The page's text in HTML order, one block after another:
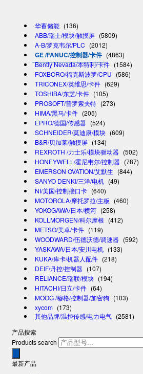
华蓄储能 (136)
ABB/瑞士/模块/触摸屏 (5809)
A-B/罗克韦尔/PLC (2012)
GE /FANUC/控制器/卡件 (4863)
Bently Nevada/本特利/卡件 (1584)
FOXBORO/福克斯波罗/CPU (586)
TRICONEX/英维思/卡件 (629)
TOSHIBA/东芝/卡件 (105)
PROSOFT/普罗索夫特 (273)
HIMA/黑马/卡件 (205)
EPRO/德国/传感器 (524)
SCHNEIDER/莫迪康/模块 (609)
B&R/贝加莱/触摸屏 (134)
REXROTH /力士乐/模块驱动器 (502)
HONEYWELL/霍尼韦尔/控制器 (787)
EMERSON OVATION/艾默生 (844)
SANYO DENKI/三洋/电机 (49)
NI/美国/控制接口卡 (640)
MOTOROLA/摩托罗拉/主板 (460)
YOKOGAWA/日本/横河 (258)
KOLLMORGEN/科尔摩根 (412)
METSO/美卓/卡件 (119)
WOODWARD/伍德沃德/调速器 (592)
YASKAWA/日本/安川电机 (133)
KUKA/库卡/机器人配件 (218)
DEIF/丹控/控制器 (107)
RELIANCE/瑞联/模块 (194)
HITACHI/日立/卡件 (64)
MOOG /穆格/控制器/加密狗 (103)
xycom (173)
其他品牌/温控传感/电力电气 (2581)
产品搜索
Products search
最新产品